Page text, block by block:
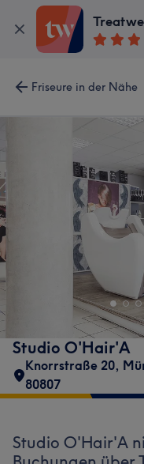
Friseure in der Nähe
Studio O'Hair'A
Knorrstraße 20,
80807
Studio O'Hair'A